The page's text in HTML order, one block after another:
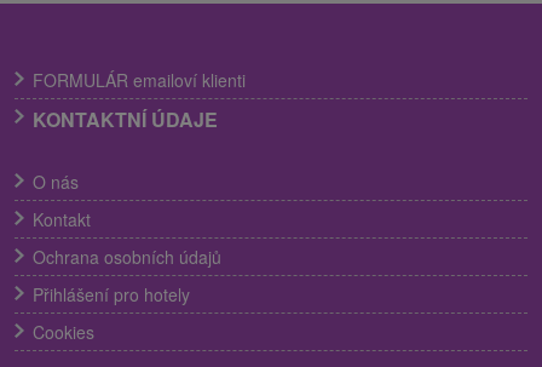
FORMULÁR emailoví klienti
KONTAKTNÍ ÚDAJE
O nás
Kontakt
Ochrana osobních údajů
Přihlášení pro hotely
Cookies